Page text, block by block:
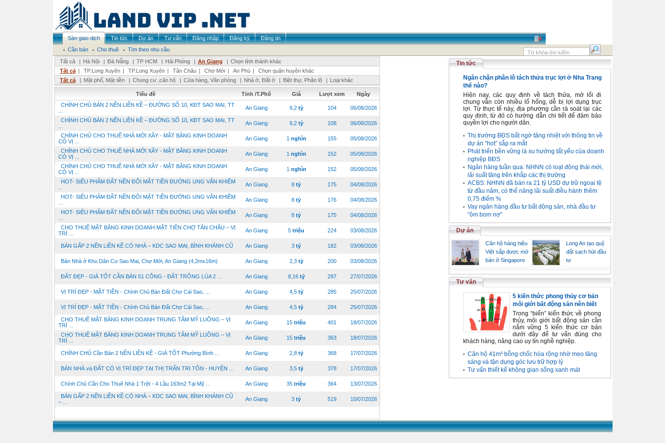
Sàn giao dịch Tin tức Dự án Tư vấn Đăng nhập Đăng ký
Đăng tin
Cần bán
Cho thuê
Tìm theo nhu cầu
Tất cả
| Hà Nội | Đà Nẵng | TP HCM | Hải Phòng | An Giang | Chọn tỉnh thành khác
Tất cả | TP.Long Xuyên | TP.Long Xuyên | Tân Châu | Chợ Mới | An Phú |
Chọn quận huyện khác
Tất cả
| Mặt phố, Mặt tiền | Chung cư ,căn hộ | Cửa hàng, Văn phòng | Nhà ở, Đất ở | Biệt thự, Phân lô | Loại khác
Tiêu đề Tỉnh /T.Phố Giá Lượt xem
Ngày
CHÍNH CHỦ BÁN 2 NỀN LIỀN KỀ – ĐƯỜNG SỐ 10, KĐT SAO MAI, TT
An Giang 9,2 tỷ 104 06/08/2026
CHÍNH CHỦ BÁN 2 NỀN LIỀN KỀ – ĐƯỜNG SỐ 10, KĐT SAO MAI, TT
An Giang 9,2 tỷ 108 06/08/2026
CHÍNH CHỦ CHO THUÊ NHÀ MỚI XÂY - MẶT BẰNG KINH DOANH
CÓ VỊ ...
An Giang 1 nghìn 155 05/08/2026
CHÍNH CHỦ CHO THUÊ NHÀ MỚI XÂY - MẶT BẰNG KINH DOANH
CÓ VỊ ...
An Giang 1 nghìn 152 05/08/2026
CHÍNH CHỦ CHO THUÊ NHÀ MỚI XÂY - MẶT BẰNG KINH DOANH
CÓ VỊ ...
An Giang 1 nghìn 152 05/08/2026
HOT- SIÊU PHẨM ĐẤT NỀN ĐÔI MẶT TIỀN ĐƯỜNG UNG VĂN KHIÊM
An Giang 8 tỷ 175 04/08/2026
HOT- SIÊU PHẨM ĐẤT NỀN ĐÔI MẶT TIỀN ĐƯỜNG UNG VĂN KHIÊM
An Giang 8 tỷ 176 04/08/2026
HOT- SIÊU PHẨM ĐẤT NỀN ĐÔI MẶT TIỀN ĐƯỜNG UNG VĂN KHIÊM
An Giang 8 tỷ 175 04/08/2026
CHO THUÊ MẶT BẰNG KINH DOANH MẶT TIỀN CHỢ TÂN CHÂU – VỊ
TRÍ ...
An Giang 5 triệu 224 03/08/2026
BÁN GẤP 2 NỀN LIỀN KỀ CÓ NHÀ – KDC SAO MAI, BÌNH KHÁNH CŨ An Giang 3 tỷ 182 03/08/2026
Bán Nhà ở Khu Dân Cư Sao Mai, Chợ Mới, An Giang (4,2mx16m) An Giang 2,3 tỷ 200 03/08/2026
ĐẤT ĐẸP - GIÁ TỐT CẦN BÁN 51 CÔNG - ĐẤT TRỒNG LÚA 2 ... An Giang 8,16 tỷ 297 27/07/2026
VỊ TRÍ ĐẸP - MẶT TIỀN - Chính Chủ Bán Đất Chợ Cái Sao, ... An Giang 4,5 tỷ 285 25/07/2026
VỊ TRÍ ĐẸP - MẶT TIỀN - Chính Chủ Bán Đất Chợ Cái Sao, ... An Giang 4,5 tỷ 284 25/07/2026
CHO THUÊ MẶT BẰNG KINH DOANH TRUNG TÂM MỸ LUÔNG – VỊ
TRÍ ...
An Giang 15 triệu 401 18/07/2026
CHO THUÊ MẶT BẰNG KINH DOANH TRUNG TÂM MỸ LUÔNG – VỊ
TRÍ ...
An Giang 15 triệu 363 18/07/2026
CHÍNH CHỦ Cần Bán 2 NỀN LIỀN KỀ - GIÁ TỐT Phường Bình ... An Giang 2,8 tỷ 368 17/07/2026
BÁN NHÀ và ĐẤT CÓ VỊ TRÍ ĐẸP TẠI THỊ TRẤN TRI TÔN - HUYỆN ... An Giang 3,5 tỷ 378 17/07/2026
Chính Chủ Cần Cho Thuê Nhà 1 Trệt - 4 Lầu 163m2 Tại Mỹ ... An Giang 35 triệu 364 13/07/2026
BÁN GẤP 2 NỀN LIỀN KỀ CÓ NHÀ – KDC SAO MAI, BÌNH KHÁNH CŨ
– ...
An Giang 3 tỷ 519 10/07/2026
Tin tức
Ngăn chặn phân lô tách thửa trục lợi ở Nha Trang
thế nào?
Hiện nay, các quy định về tách thửa, mở lối đi
chung vẫn còn nhiều lổ hổng, dễ bị lợi dụng trục
lợi. Từ thực tế này, địa phương cần rà soát lại các
quy định, từ đó có hướng dẫn chi tiết để đảm bảo
quyền lợi cho người dân.
Thị trường BĐS bất ngờ tăng nhiệt với thông tin về
dự án “hot” sắp ra mắt
Phát triển bền vững là xu hướng tất yếu của doanh
nghiệp BĐS
Ngân hàng tuần qua: NHNN có loạt động thái mới,
lãi suất tăng trên khắp các thị trường
ACBS: NHNN đã bán ra 21 tỷ USD dự trữ ngoại tệ
từ đầu năm, có thể nâng lãi suất điều hành thêm
0,75 điểm %
Vay ngân hàng đầu tư bất động sản, nhà đầu tư
"ôm bom nợ"
Dự án
Căn hộ hàng hiệu
Việt sắp được mở
bán ở Singapore
Long An tạo quỹ
đất sạch hút đầu
tư
Tư vấn
5 kiến thức phong thủy cơ bản
môi giới bất động sản nên biết
Trong “biển” kiến thức về phong
thủy, môi giới bất động sản cần
nắm vững 5 kiến thức cơ bản
dưới đây để tư vấn đúng cho
khách hàng, nâng cao uy tín nghề nghiệp.
Căn hộ 41m² bỗng chốc hóa rộng nhờ mẹo tăng
sáng và tận dụng góc lưu trữ hợp lý
Tư vấn thiết kế không gian sống xanh mát